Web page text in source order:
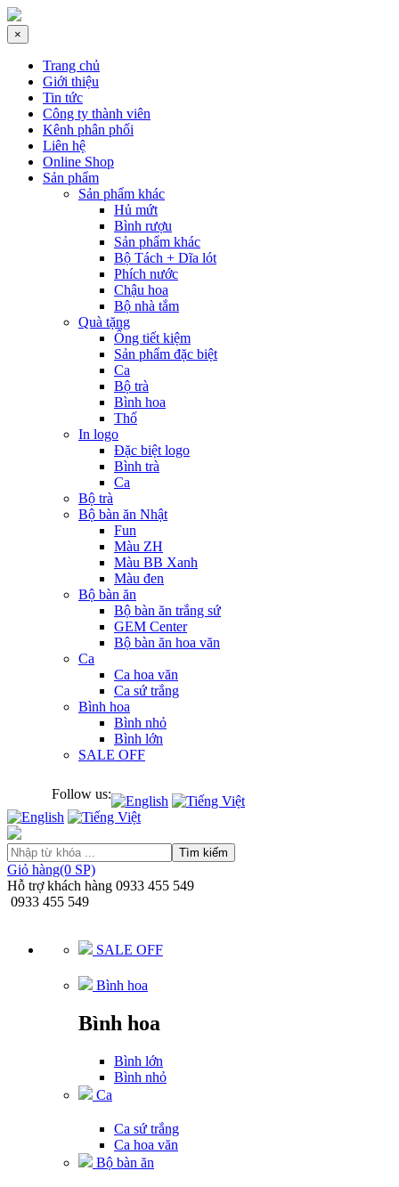
×
Trang chủ
Giới thiệu
Tin tức
Công ty thành viên
Kênh phân phối
Liên hệ
Online Shop
Sản phẩm
Sản phẩm khác
Hủ mứt
Bình rượu
Sản phẩm khác
Bộ Tách + Dĩa lót
Phích nước
Chậu hoa
Bộ nhà tắm
Quà tặng
Ống tiết kiệm
Sản phẩm đặc biệt
Ca
Bộ trà
Bình hoa
Thố
In logo
Đặc biệt logo
Bình trà
Ca
Bộ trà
Bộ bàn ăn Nhật
Fun
Màu ZH
Màu BB Xanh
Màu đen
Bộ bàn ăn
Bộ bàn ăn trắng sứ
GEM Center
Bộ bàn ăn hoa văn
Ca
Ca hoa văn
Ca sứ trắng
Bình hoa
Bình nhỏ
Bình lớn
SALE OFF
Follow us:
Tìm kiếm
Giỏ hàng(0 SP)
Hỗ trợ khách hàng 0933 455 549
0933 455 549
SALE OFF
Bình hoa
Bình hoa
Bình lớn
Bình nhỏ
Ca
Ca sứ trắng
Ca hoa văn
Bộ bàn ăn